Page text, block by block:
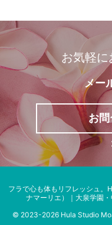
お気軽
メー
お
© 2023-2026 Hula Studio
フラで心も体もリフレッシュ。
ナマーリエ）｜大泉学園